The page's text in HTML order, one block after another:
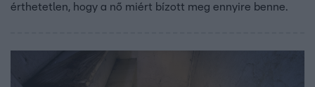
érthetetlen, hogy a nő miért bízott meg ennyire benne.